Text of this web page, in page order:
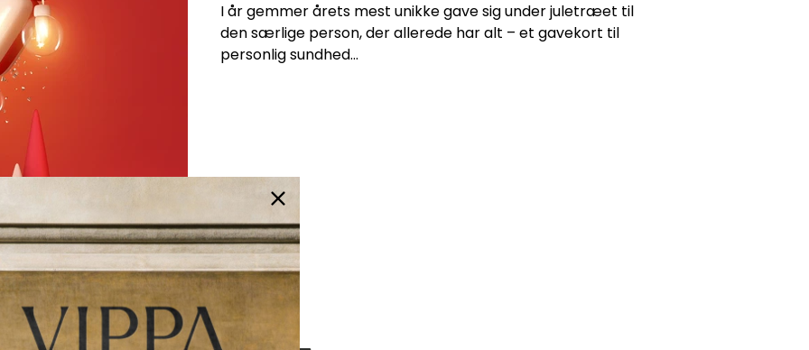
I år gemmer årets mest unikke gave sig under juletræet til
den særlige person, der allerede har alt – et gavekort til
personlig sundhed...